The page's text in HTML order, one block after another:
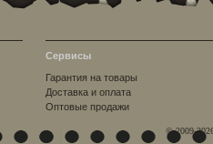
Сервисы
Гарантия на товары
Доставка и оплата
Оптовые продажи
© 2009-